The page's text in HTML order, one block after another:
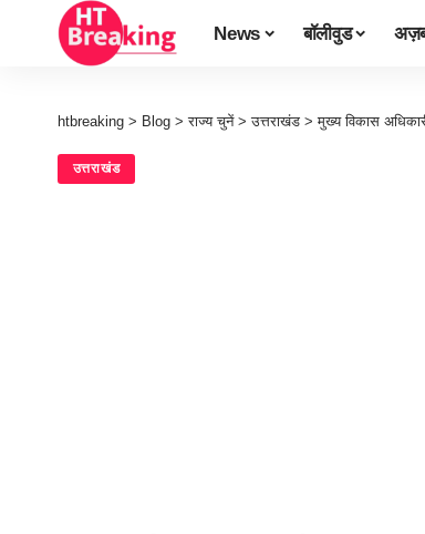
News बॉलीवुड
htbreaking > Blog >राज्य चुनें >उत्तराखंड >मुख्य विकास
उत्तराखंड